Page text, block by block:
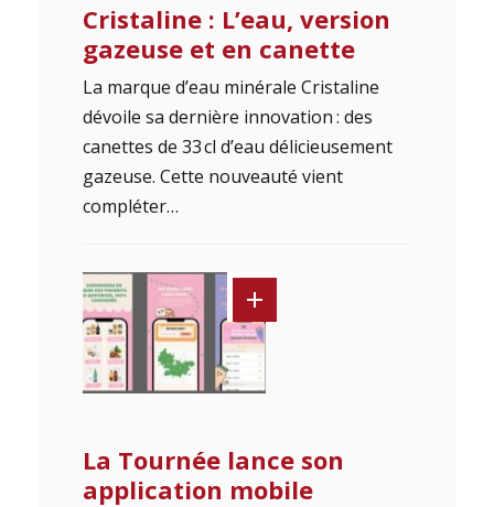
Cristaline : L’eau, version
gazeuse et en canette
La marque d’eau minérale Cristaline
dévoile sa dernière innovation : des
canettes de 33 cl d’eau délicieusement
gazeuse. Cette nouveauté vient
compléter…
La Tournée lance son
application mobile